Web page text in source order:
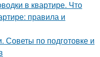
в квартире. Что
правила и
Советы по подготовке и